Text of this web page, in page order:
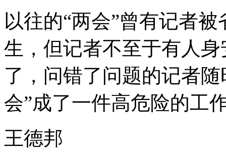
以往的“两会”曾有记者
生，但记者不至于有人
了，问错了问题的记者
会”成了一件高危险的工
王德邦